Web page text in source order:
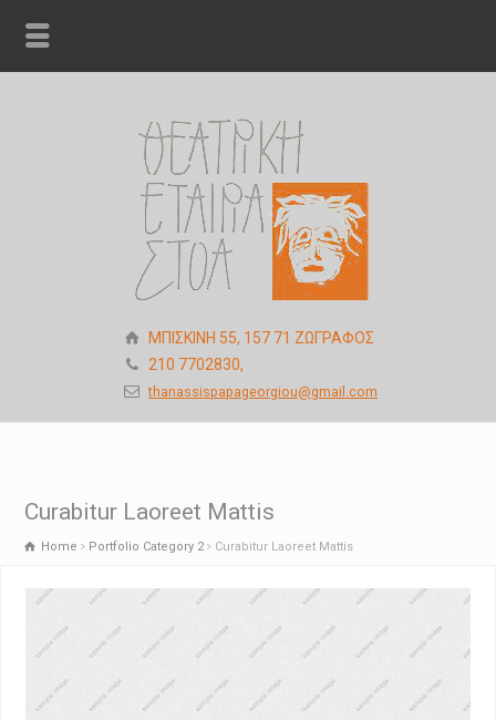
ΜΠΙΣΚΙΝΗ 55, 157 71 ΖΩΓΡΑΦΟΣ
210 7702830,
thanassispapageorgiou@gmail.com
Curabitur Laoreet Mattis
Home Portfolio Category 2 Curabitur Laoreet Mattis